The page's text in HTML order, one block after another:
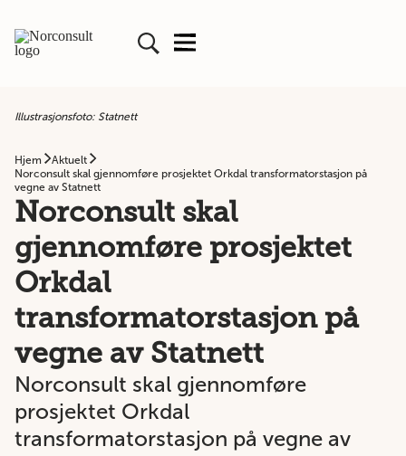
Illustrasjonsfoto: Statnett
Hjem
Aktuelt
Norconsult skal gjennomføre prosjektet Orkdal transformatorstasjon på
vegne av Statnett
Norconsult skal
gjennomføre prosjektet
Orkdal
transformatorstasjon på
vegne av Statnett
Norconsult skal gjennomføre
prosjektet Orkdal
transformatorstasjon på vegne av